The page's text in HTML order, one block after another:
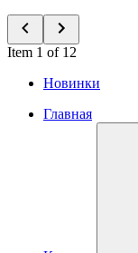
Item 1 of 12
Новинки
Главная